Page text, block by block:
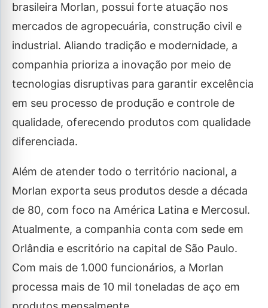
brasileira Morlan, possui forte atuação nos
mercados de agropecuária, construção civil e
industrial. Aliando tradição e modernidade, a
companhia prioriza a inovação por meio de
tecnologias disruptivas para garantir excelência
em seu processo de produção e controle de
qualidade, oferecendo produtos com qualidade
diferenciada.
Além de atender todo o território nacional, a
Morlan exporta seus produtos desde a década
de 80, com foco na América Latina e Mercosul.
Atualmente, a companhia conta com sede em
Orlândia e escritório na capital de São Paulo.
Com mais de 1.000 funcionários, a Morlan
processa mais de 10 mil toneladas de aço em